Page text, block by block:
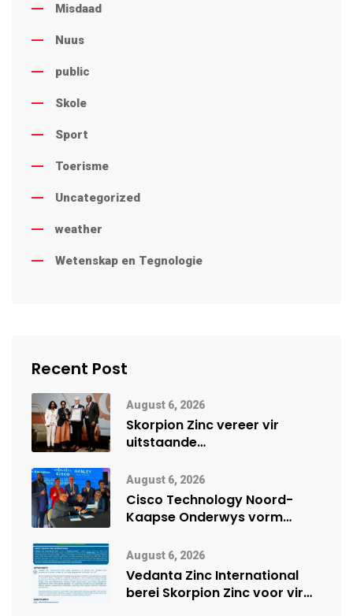
Misdaad
Nuus
public
Skole
Sport
Toerisme
Uncategorized
weather
Wetenskap en Tegnologie
Recent Post
August 6, 2026
Skorpion Zinc vereer vir
uitstaande
Namibië Mynbou Ekspo
August 6, 2026
Cisco Technology Noord-
Kaapse Onderwys vorm
vennootskap
August 6, 2026
Vedanta Zinc International
berei Skorpion Zinc voor vir